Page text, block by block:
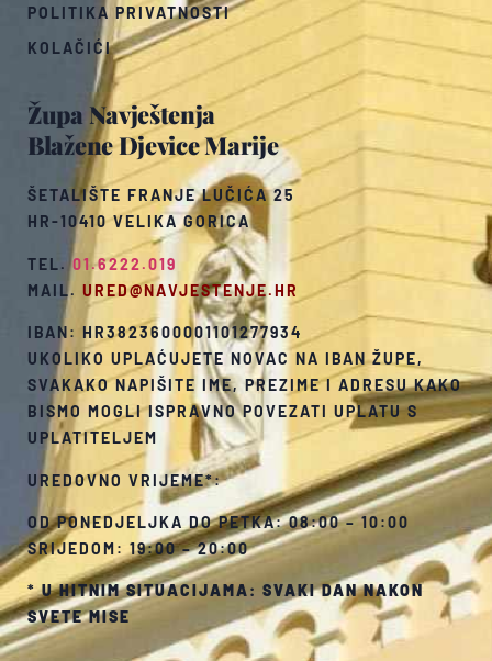
Župa Navještenja
Blažene Djevice Marije
ŠETALIŠTE FRANJE LUČIĆA 25
HR-10410 VELIKA GORICA
TEL.01.6222.019
MAIL. URED@NAVJESTENJE.HR
IBAN: HR3823600001101277934
UKOLIKO UPLAĆUJETE NOVAC NA IBAN ŽUPE,
SVAKAKO NAPIŠITE IME, PREZIME I ADRESU KAKO
BISMO MOGLI ISPRAVNO POVEZATI UPLATU S
UPLATITELJEM
UREDOVNO VRIJEME*:
OD PONEDJELJKA DO PETKA: 08:00 – 10:00
SRIJEDOM: 19:00 – 20:00
*U HITNIM SITUACIJAMA: SVAKI DAN NAKON
SVETE MISE
POLITIKA PRIVATNOSTI
KOLAČIĆI